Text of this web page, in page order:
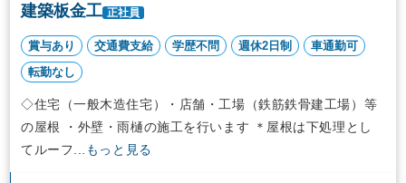
建築板金工 正社員
賞与あり 交通費支給 学歴不問 週休2日制
車通勤可
転勤なし
◇住宅（一般木造住宅）・店舗・工場（鉄筋鉄骨建工場）等
の屋根 ・外壁・雨樋の施工を行います ＊屋根は下処理とし
てルーフ...
もっと見る